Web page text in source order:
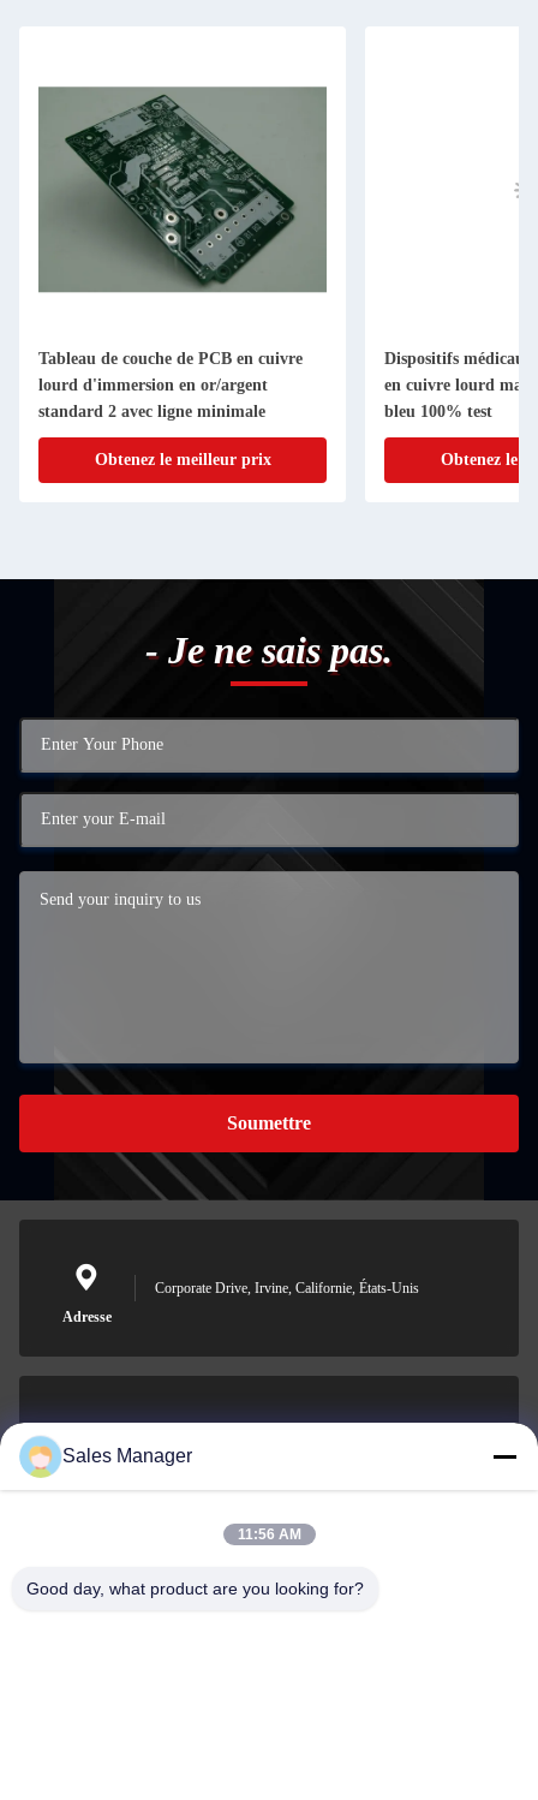
Tableau de couche de PCB en cuivre
lourd d'immersion en or/argent
standard 2 avec ligne minimale
Obtenez le meilleur prix
Dispositifs médicaux
en cuivre lourd
bleu 100% test
Obtenez le
- Je ne sais pas.
Soumettre
Adresse
Corporate Drive, Irvine, Californie, États-Unis
001-512-7443871
Sales Manager
11:56 AM
Good day, what product are you looking for?